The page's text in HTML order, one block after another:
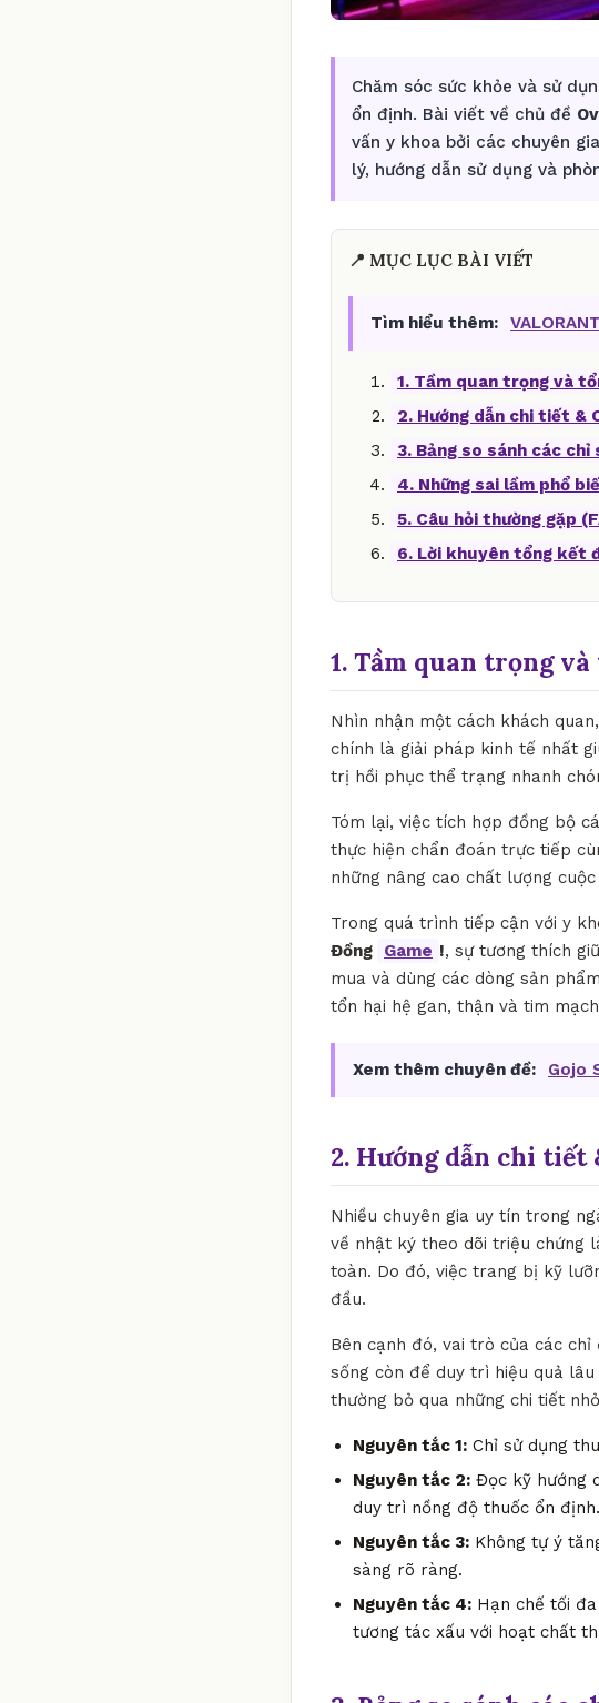
Chăm sóc sức khỏe và sử
ổn định. Bài viết về chủ đề
vấn y khoa bởi các chuyên
lý, hướng dẫn sử dụng và
📍 MỤC LỤC BÀI VIẾT
Tìm hiểu thêm:
1. Tầm quan trọng và
2. Hướng dẫn chi tiết &
3. Bảng so sánh các
4. Những sai lầm phổ
5. Câu hỏi thường gặp
6. Lời khuyên tổng kết
1. Tầm quan trọng
Nhìn nhận một cách khách
chính là giải pháp kinh tế nhất
trị hồi phục thể trạng nhanh
Tóm lại, việc tích hợp đồng bộ
thực hiện chẩn đoán trực tiếp
những nâng cao chất lượng
Trong quá trình tiếp cận với y
Đồng
Game !, sự tương thích
mua và dùng các dòng sản
tổn hại hệ gan, thận và tim
Xem thêm chuyên đề: Gojo
2. Hướng dẫn chi tiết
Nhiều chuyên gia uy tín trong
về nhật ký theo dõi triệu chứng
toàn. Do đó, việc trang bị kỹ
đầu.
Bên cạnh đó, vai trò của các
sống còn để duy trì hiệu quả
thường bỏ qua những chi tiết
Nguyên tắc 1: Chỉ sử dụng
Nguyên tắc 2: Đọc kỹ hướng
duy trì nồng độ thuốc ổn định.
Nguyên tắc 3: Không tự ý
sàng rõ ràng.
Nguyên tắc 4: Hạn chế tối
tương tác xấu với hoạt chất